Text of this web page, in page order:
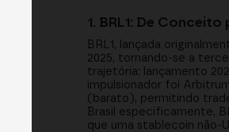
1. BRL1: De
BRL1, lançada
2025, tornando-se a
trajetória: lançamento
impulsionador foi
(barato), permitindo
Brasil especificamente,
que uma stablecoin não-